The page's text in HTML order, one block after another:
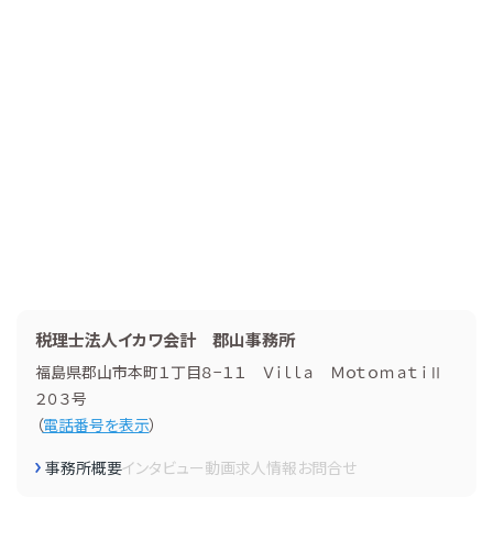
税理士法人イカワ会計 郡山事務所
福島県郡山市本町１丁目８−１１ Ｖｉｌｌａ ＭｏｔｏｍａｔｉⅡ
２０３号
（電話番号を表示）
事務所概要インタビュー動画求人情報お問合せ